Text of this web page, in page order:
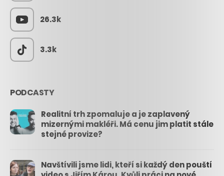
26.3k
3.3k
PODCASTY
Realitní trh zpomaluje a je zaplavený
mizernými makléři. Má cenu jim platit stále
stejné provize?
Navštívili jsme lidi, kteří si každý den pouští